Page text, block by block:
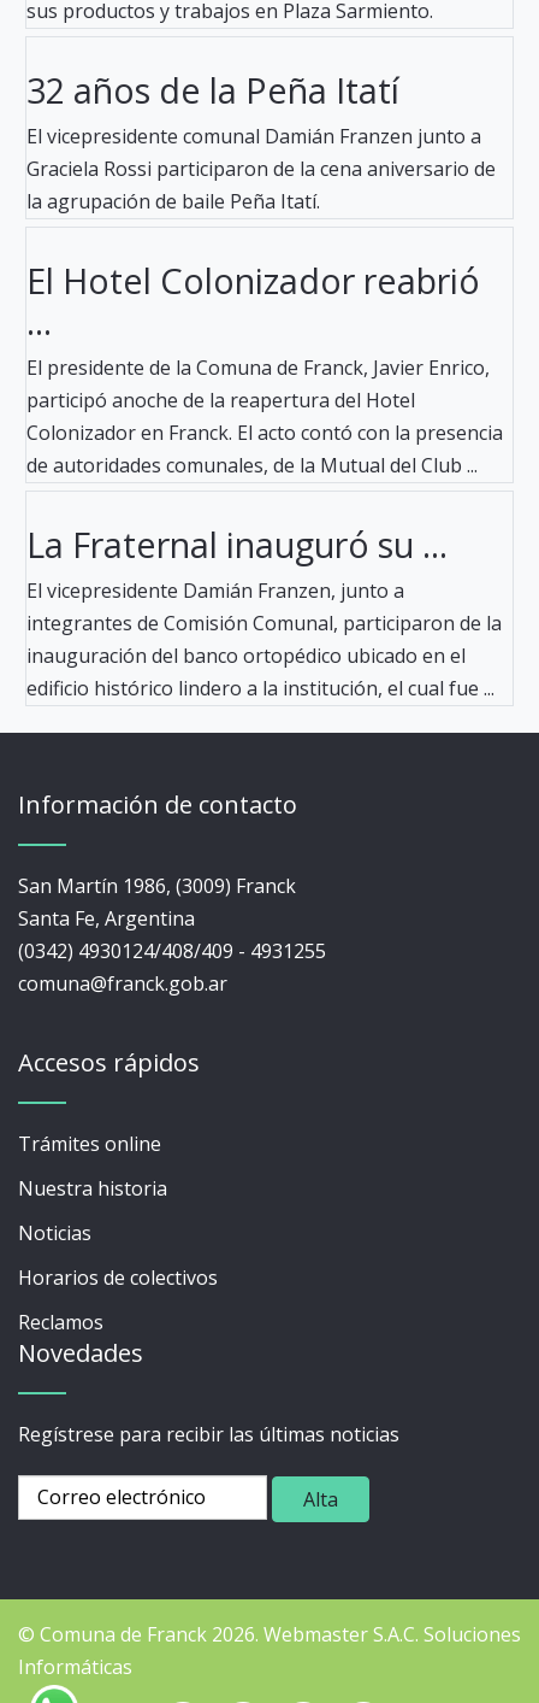
sus productos y trabajos en Plaza Sarmiento.
32 años de la Peña Itatí
El vicepresidente comunal Damián Franzen junto a
Graciela Rossi participaron de la cena aniversario de
la agrupación de baile Peña Itatí.
El Hotel Colonizador reabrió
...
El presidente de la Comuna de Franck, Javier Enrico,
participó anoche de la reapertura del Hotel
Colonizador en Franck. El acto contó con la presencia
de autoridades comunales, de la Mutual del Club ...
La Fraternal inauguró su ...
El vicepresidente Damián Franzen, junto a
integrantes de Comisión Comunal, participaron de la
inauguración del banco ortopédico ubicado en el
edificio histórico lindero a la institución, el cual fue ...
Información de contacto
San Martín 1986, (3009) Franck
Santa Fe, Argentina
(0342) 4930124/408/409 - 4931255
comuna@franck.gob.ar
Accesos rápidos
Trámites online
Nuestra historia
Noticias
Horarios de colectivos
Reclamos
Novedades
Regístrese para recibir las últimas noticias
© Comuna de Franck 2026. WebmasterS.A.C. Soluciones
Informáticas